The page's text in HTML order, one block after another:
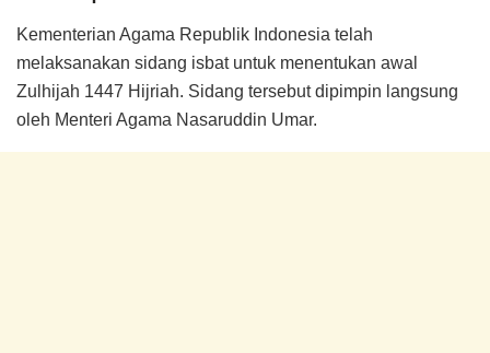
Kementerian Agama Republik Indonesia telah
melaksanakan sidang isbat untuk menentukan awal
Zulhijah 1447 Hijriah. Sidang tersebut dipimpin langsung
oleh Menteri Agama Nasaruddin Umar.